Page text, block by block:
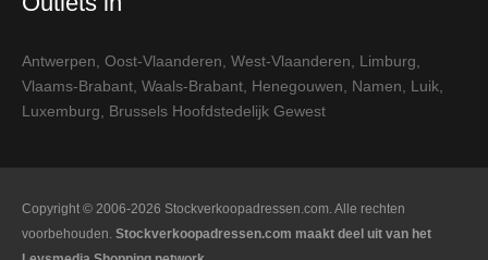
Antwerpen Oost-Vlaanderen West-Vlaanderen Limburg
Vlaams-Brabant Waals-Brabant Henegouwen Namen Luik
Luxemburg
Brussels Hoofdstedelijk Gewest
Copyright © 2006-2026 Stockverkoopadressen.com. Alle rechten
voorbehouden. Stockverkoopadressen.com maakt deel uit van het